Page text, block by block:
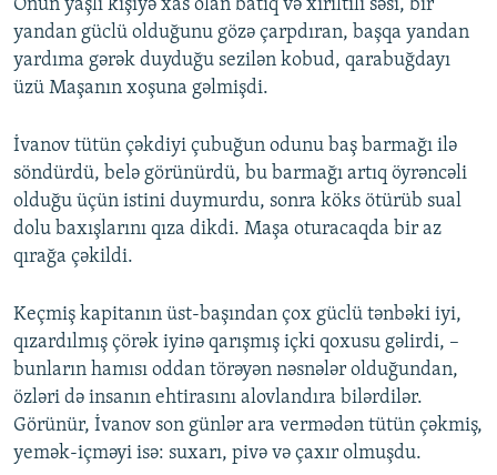
Onun yaşlı kişiyə xas olan batıq və xırıltılı səsi, bir
yandan güclü olduğunu gözə çarpdıran, başqa yandan
yardıma gərək duyduğu sezilən kobud, qarabuğdayı
üzü Maşanın xoşuna gəlmişdi.
İvanov tütün çəkdiyi çubuğun odunu baş barmağı ilə
söndürdü, belə görünürdü, bu barmağı artıq öyrəncəli
olduğu üçün istini duymurdu, sonra köks ötürüb sual
dolu baxışlarını qıza dikdi. Maşa oturacaqda bir az
qırağa çəkildi.
Keçmiş kapitanın üst-başından çox güclü tənbəki iyi,
qızardılmış çörək iyinə qarışmış içki qoxusu gəlirdi, –
bunların hamısı oddan törəyən nəsnələr olduğundan,
özləri də insanın ehtirasını alovlandıra bilərdilər.
Görünür, İvanov son günlər ara vermədən tütün çəkmiş,
yemək-içməyi isə: suxarı, pivə və çaxır olmuşdu.